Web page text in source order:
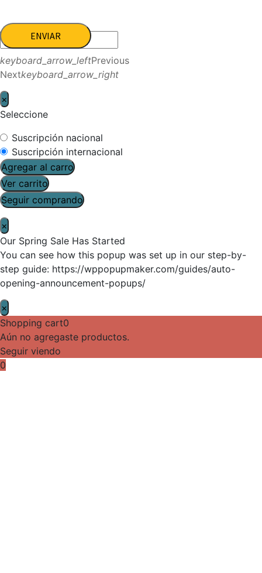
ENVIAR
keyboard_arrow_leftPrevious
Nextkeyboard_arrow_right
×
Seleccione
Suscripción nacional
Suscripción internacional
Agregar al carro
Ver carrito
Seguir comprando
×
Our Spring Sale Has Started
You can see how this popup was set up in our step-by-
step guide: https://wppopupmaker.com/guides/auto-
opening-announcement-popups/
×
Shopping cart0
Aún no agregaste productos.
Seguir viendo
0